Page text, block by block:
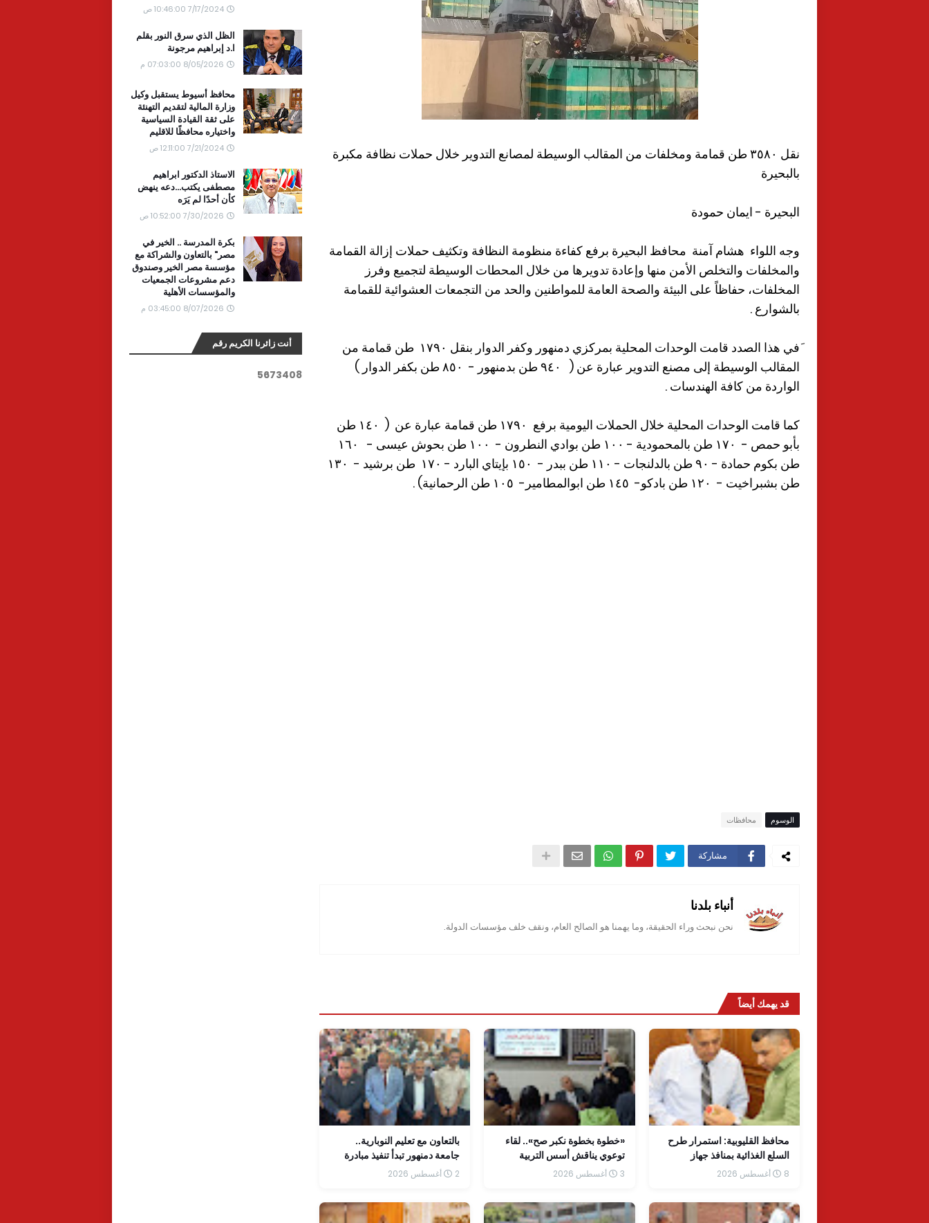
نقل ٣٥٨٠ طن قمامة ومخلفات من المقالب الوسيطة لمصانع التدوير خلال حملات نظافة مكبرة
بالبحيرة
البحيرة - ايمان حمودة
وجه اللواء هشام آمنة محافظ البحيرة برفع كفاءة منظومة النظافة وتكثيف حملات إزالة القمامة
والمخلفات والتخلص الأمن منها وإعادة تدويرها من خلال المحطات الوسيطة لتجميع وفرز
المخلفات، حفاظاً على البيئة والصحة العامة للمواطنين والحد من التجمعات العشوائية للقمامة
بالشوارع .
َفي هذا الصدد قامت الوحدات المحلية بمركزي دمنهور وكفر الدوار بنقل ١٧٩٠ طن قمامة من
المقالب الوسيطة إلى مصنع التدوير عبارة عن ( ٩٤٠ طن بدمنهور - ٨٥٠ طن بكفر الدوار )
الواردة من كافة الهندسات .
كما قامت الوحدات المحلية خلال الحملات اليومية برفع ١٧٩٠ طن قمامة عبارة عن ( ١٤٠ طن
بأبو حمص - ١٧٠ طن بالمحمودية - ١٠٠ طن بوادي النطرون - ١٠٠ طن بحوش عيسى - ١٦٠
طن بكوم حمادة - ٩٠ طن بالدلنجات - ١١٠ طن ببدر - ١٥٠ بإيتاي البارد - ١٧٠ طن برشيد - ١٣٠
طن بشبراخيت - ١٢٠ طن بادكو- ١٤٥ طن ابوالمطامير- ١٠٥ طن الرحمانية) .
الوسوم محافظات
مشاركة
أنباء بلدنا
نحن نبحث وراء الحقيقة، وما يهمنا هو الصالح العام، ونقف خلف مؤسسات الدولة.
قد يهمك أيضاً
محافظ القليوبية: استمرار طرح
السلع الغذائية بمنافذ جهاز
مستقبل مصر بأسعار مخفضة
8 أغسطس 2026
«خطوة بخطوة نكبر صح».. لقاء
توعوي يناقش أسس التربية
والصحة النفسية للأسرة بالدار
3 أغسطس 2026
بالتعاون مع تعليم النوبارية..
جامعة دمنهور تبدأ تنفيذ مبادرة
تأهيل طلاب البكالوريا لمسار
2 أغسطس 2026
7/17/2024 10:46:00 ص
الظل الذي سرق النور بقلم
ا.د إبراهيم مرجونة
8/05/2026 07:03:00 م
محافظ أسيوط يستقبل وكيل
وزارة المالية لتقديم التهنئة
على ثقة القيادة السياسية
واختياره محافظًا للاقليم
7/21/2024 12:11:00 ص
الاستاذ الدكتور ابراهيم
مصطفى يكتب...دعه ينهض
كأن أحدًا لم يَرَه
7/30/2026 10:52:00 ص
بكرة المدرسة .. الخير في
مصر" بالتعاون والشراكة مع
مؤسسة مصر الخير وصندوق
دعم مشروعات الجمعيات
والمؤسسات الأهلية
8/07/2026 03:45:00 م
أنت زائرنا الكريم رقم
5673408